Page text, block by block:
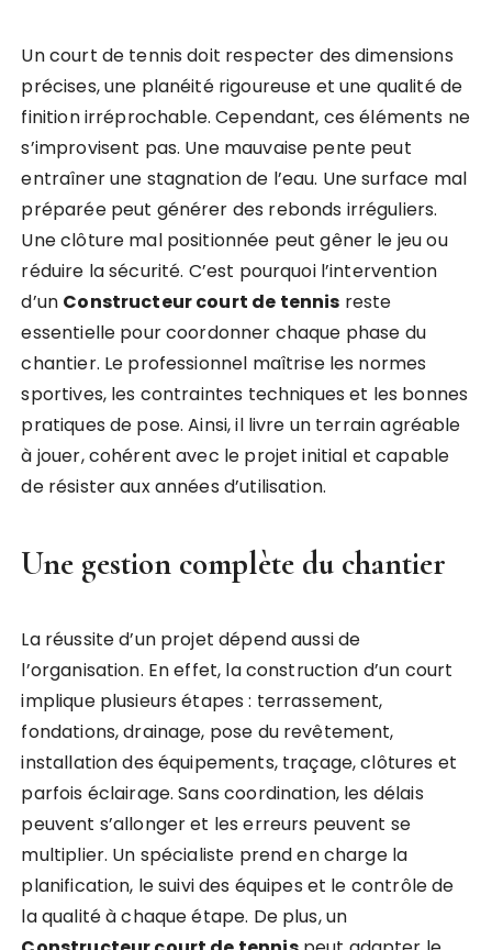
Un court de tennis doit respecter des dimensions
précises, une planéité rigoureuse et une qualité de
finition irréprochable. Cependant, ces éléments ne
s’improvisent pas. Une mauvaise pente peut
entraîner une stagnation de l’eau. Une surface mal
préparée peut générer des rebonds irréguliers.
Une clôture mal positionnée peut gêner le jeu ou
réduire la sécurité. C’est pourquoi l’intervention
d’un Constructeur court de tennis reste
essentielle pour coordonner chaque phase du
chantier. Le professionnel maîtrise les normes
sportives, les contraintes techniques et les bonnes
pratiques de pose. Ainsi, il livre un terrain agréable
à jouer, cohérent avec le projet initial et capable
de résister aux années d’utilisation.
Une gestion complète du chantier
La réussite d’un projet dépend aussi de
l’organisation. En effet, la construction d’un court
implique plusieurs étapes : terrassement,
fondations, drainage, pose du revêtement,
installation des équipements, traçage, clôtures et
parfois éclairage. Sans coordination, les délais
peuvent s’allonger et les erreurs peuvent se
multiplier. Un spécialiste prend en charge la
planification, le suivi des équipes et le contrôle de
la qualité à chaque étape. De plus, un